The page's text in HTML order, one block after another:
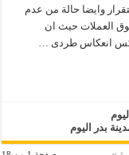
وايضا حالة من عدم
العملات حيث ان
انعكاس طردى …
بدر اليوم